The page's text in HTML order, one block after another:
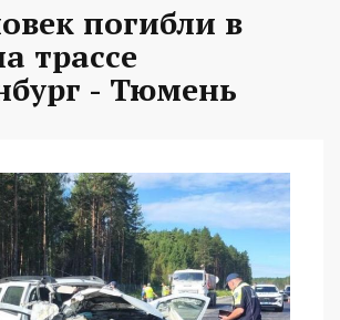
погибли в
трассе
- Тюмень